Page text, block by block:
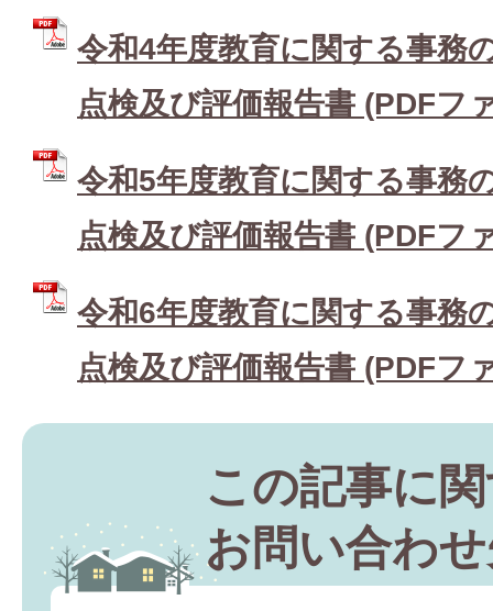
令和4年度教育に関する事務
点検及び評価報告書 (PDFフ
令和5年度教育に関する事務
点検及び評価報告書 (PDFフ
令和6年度教育に関する事務
点検及び評価報告書 (PDFフ
この記事に
お問い合わ